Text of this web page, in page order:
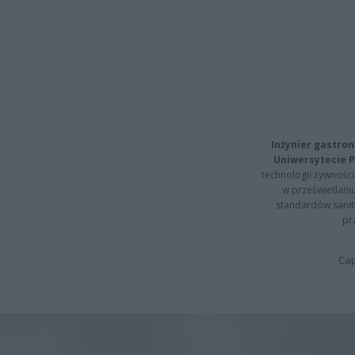
Inżynier
Uniwersytecie
technologii
w
standardów